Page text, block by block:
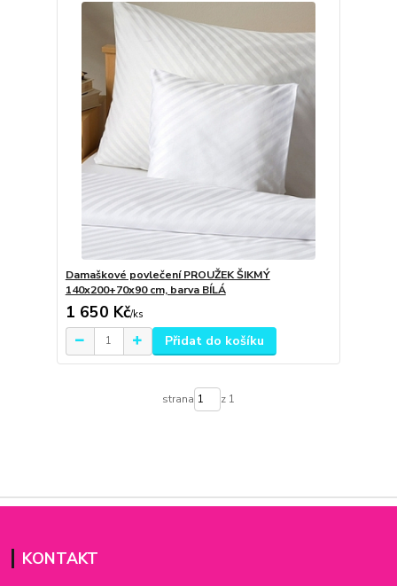
Damaškové povlečení PROUŽEK ŠIKMÝ
140x200+70x90 cm, barva BÍLÁ
1 650 Kč/ks
Přidat do košíku
strana z 1
KONTAKT